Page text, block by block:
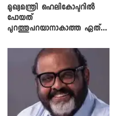
മുഖ്യമന്ത്രി ഹെലികോപ്ടറിൽ
പോയത്
പുറത്തുപറയാനാകാത്ത ഏത്